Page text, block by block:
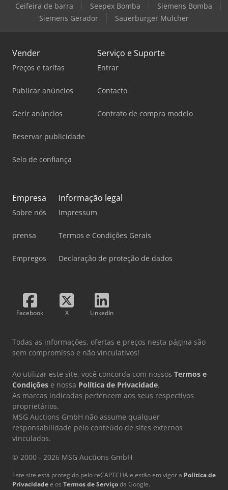
Ceifeira de barra
Seepex Bomba
Siemens Bomba
Siemens Gerador
Sauerburger Mulcher
Vender
Preços e tarifas
Publicar anúncios
Gerir anúncios
Reservar publicidade
Selo de confiança
Serviço e Suporte
Entrar
Contacto
Contrato de compra modelo
Empresa
Sobre nós
prensa
Empregos
Informação legal
Impressum
Termos e Condições Gerais
Declaração de proteção de dados
Facebook X LinkedIn
Todas as informações, ofertas e preços nesta página são
sem compromisso e não vinculativos!
Ao utilizar este site, você concorda com nossos Termos e
Condições e nossa Política de Privacidade.
As marcas indicadas pertencem aos seus respectivos
proprietários.
MSG Auctions GmbH não assume qualquer
responsabilidade pelo conteúdo de sites externos
vinculados.
© 2000 - 2026 MSG Auctions GmbH
Este site está protegido pelo reCAPTCHA e estão em vigor a Política de
Privacidadee os Termos de Serviçoda Google.